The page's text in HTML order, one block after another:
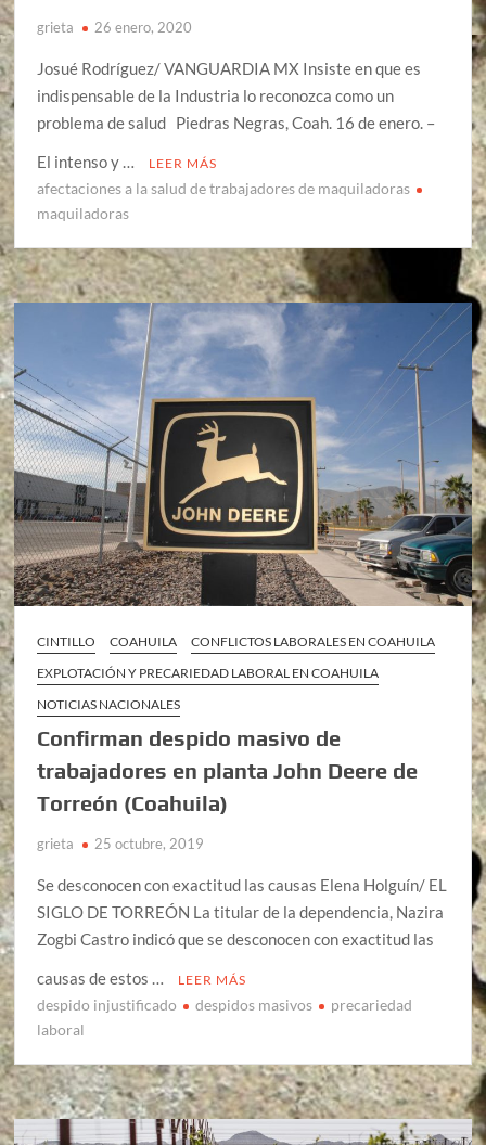
grieta 26 enero, 2020
Josué Rodríguez/ VANGUARDIA MX Insiste en que es
indispensable de la Industria lo reconozca como un
problema de salud Piedras Negras, Coah. 16 de enero. –
El intenso y …
LEER MÁS
afectaciones a la salud de trabajadores de maquiladoras
maquiladoras
CINTILLO COAHUILA
CONFLICTOS LABORALES EN COAHUILA
EXPLOTACIÓN Y PRECARIEDAD LABORAL EN COAHUILA
NOTICIAS NACIONALES
Confirman despido masivo de
trabajadores en planta John Deere de
Torreón (Coahuila)
grieta 25 octubre, 2019
Se desconocen con exactitud las causas Elena Holguín/ EL
SIGLO DE TORREÓN La titular de la dependencia, Nazira
Zogbi Castro indicó que se desconocen con exactitud las
causas de estos …
LEER MÁS
despido injustificado despidos masivos
precariedad
laboral